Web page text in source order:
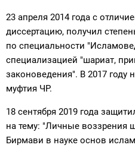
23 апреля 2014 года с
диссертацию, получил
по специальности
специализацией "шариат,
законоведения". В 2017 году
муфтия ЧР.
18 сентября 2019 года
на тему: "Личные воззрения
Бирмави в науке основ